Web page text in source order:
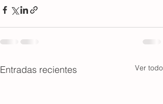
Entradas recientes Ver todo